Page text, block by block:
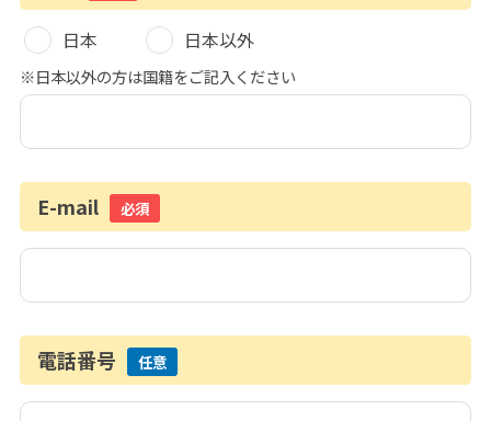
日本 日本以外
※日本以外の方は国籍をご記入ください
E-mail 必須
電話番号 任意